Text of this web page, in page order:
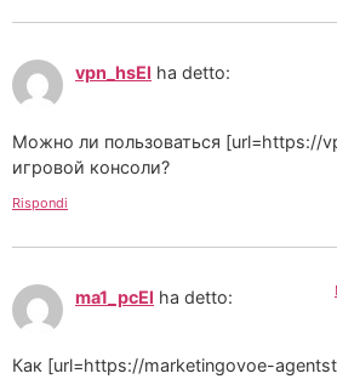
vpn_hsEl ha detto:
Можно ли пользоваться [url=https://
игровой консоли?
Rispondi
ma1_pcEl ha detto:
Как [url=https://marketingovoe-